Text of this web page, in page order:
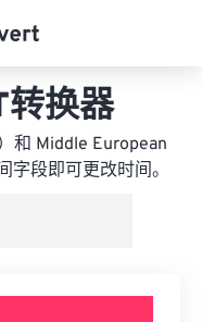
换器
和 Middle European
段即可更改时间。